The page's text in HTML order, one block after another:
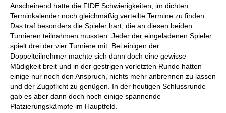
Anscheinend hatte die FIDE Schwierigkeiten, im dichten
Terminkalender noch gleichmäßig verteilte Termine zu finden.
Das traf besonders die Spieler hart, die an diesen beiden
Turnieren teilnahmen mussten. Jeder der eingeladenen Spieler
spielt drei der vier Turniere mit. Bei einigen der
Doppelteilnehmer machte sich dann doch eine gewisse
Müdigkeit breit und in der gestrigen vorletzten Runde hatten
einige nur noch den Anspruch, nichts mehr anbrennen zu lassen
und der Zugpflicht zu genügen. In der heutigen Schlussrunde
gab es aber dann doch noch einige spannende
Platzierungskämpfe im Hauptfeld.